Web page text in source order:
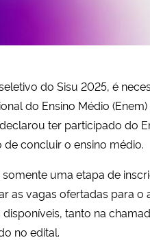
do Sisu 2025, é
do Ensino Médio
ter participado do
concluir o ensino médio.
uma etapa de
as vagas ofertadas para
tanto na
no edital.